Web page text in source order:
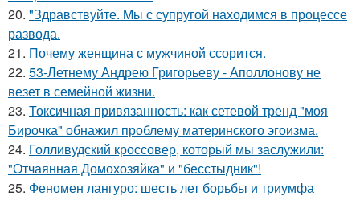
20. "Здравствуйте. Mы с супругой находимся в процессе
развода.
21. Почему женщина с мужчиной ссорится.
22. 53-Летнему Андрею Григорьеву - Аполлонову не
везет в семейной жизни.
23. Токсичная привязанность: как сетевой тренд "моя
Бирочка" обнажил проблему материнского эгоизма.
24. Голливудский кроссовер, который мы заслужили:
"Отчаянная Домохозяйка" и "бесстыдник"!
25. Феномен лангуро: шесть лет борьбы и триумфа